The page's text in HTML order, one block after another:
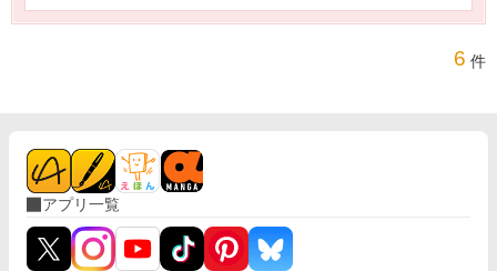
6 件
アプリ一覧